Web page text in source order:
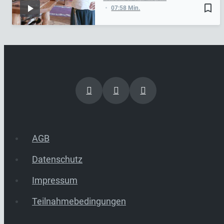
bookmark_border
07:58 Min.
AGB
Datenschutz
Impressum
Teilnahmebedingungen